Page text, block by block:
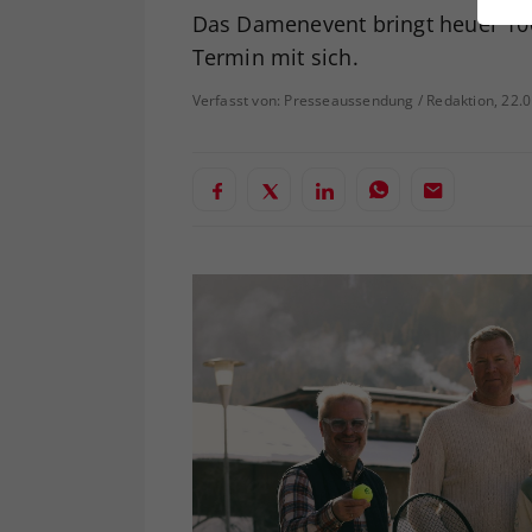
Das Damenevent bringt heuer
Termin mit sich.
Verfasst von: Presseaussendung / Redaktion,